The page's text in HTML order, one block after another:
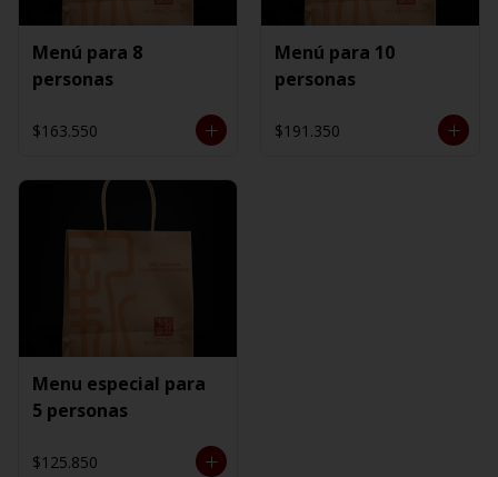
Menú para 8
personas
$163.550
Menú para 10
personas
$191.350
Menu especial para
5 personas
$125.850